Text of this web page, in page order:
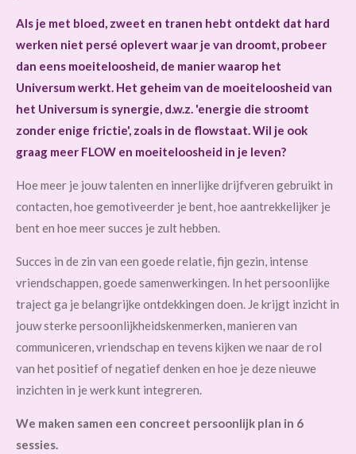
Als je met bloed, zweet en tranen hebt ontdekt dat hard
werken niet persé oplevert waar je van droomt, probeer
dan eens moeiteloosheid, de manier waarop het
Universum werkt. Het geheim van de moeiteloosheid van
het Universum is synergie, d.w.z. 'energie die stroomt
zonder enige frictie', zoals in de flowstaat. Wil je ook
graag meer FLOW en moeiteloosheid in je leven?
Hoe meer je jouw talenten en innerlijke drijfveren gebruikt in
contacten, hoe gemotiveerder je bent, hoe aantrekkelijker je
bent en hoe meer succes je zult hebben.
Succes in de zin van een goede relatie, fijn gezin, intense
vriendschappen, goede samenwerkingen. In het persoonlijke
traject ga je belangrijke ontdekkingen doen. Je krijgt inzicht in
jouw sterke persoonlijkheidskenmerken, manieren van
communiceren, vriendschap en tevens kijken we naar de rol
van het positief of negatief denken en hoe je deze nieuwe
inzichten in je werk kunt integreren.
We maken samen een concreet persoonlijk plan in 6
sessies.